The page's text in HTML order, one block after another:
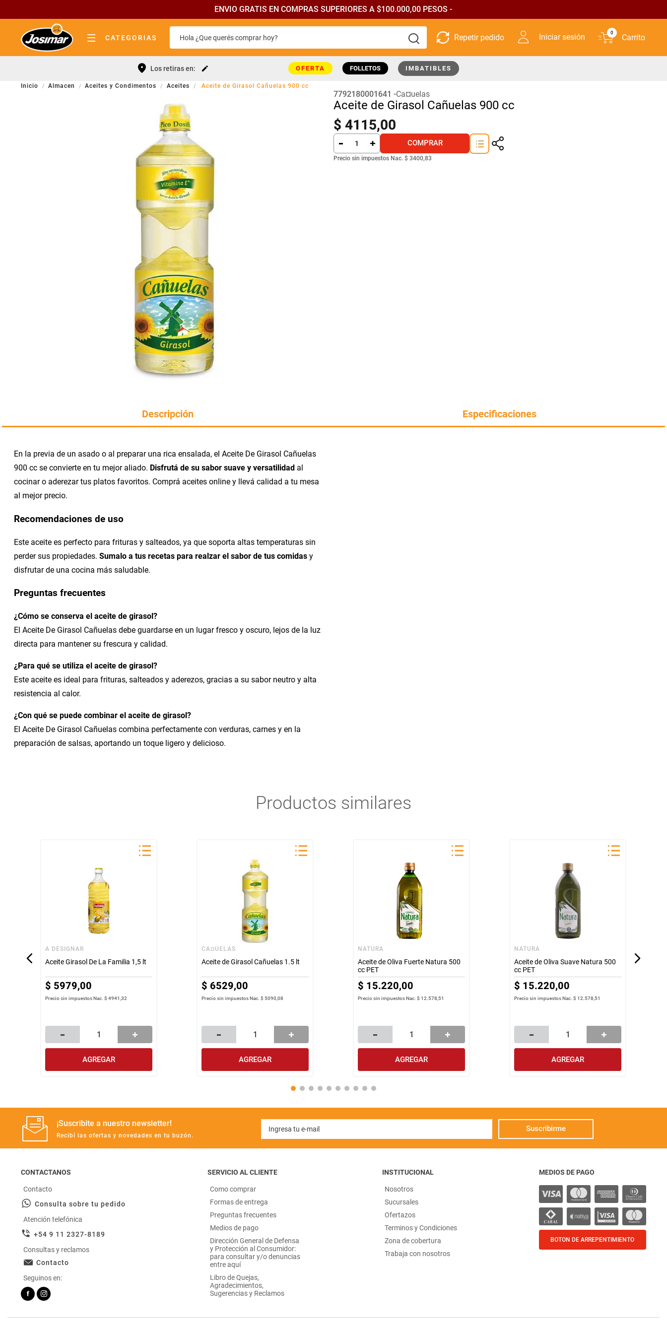
ENVIO GRATIS EN COMPRAS SUPERIORES A $100.000,00 PESOS -
CATEGORIAS
Hola ¿Que querés comprar hoy?
Iniciar sesión 0
Los retiras en: OFERTA FOLLETOS IMBATIBLES
Almacen Aceites y Condimentos Aceites Aceite de Girasol Cañuelas 900 cc
7792180001641 Ca¤uelas
Aceite de Girasol Cañuelas 900 cc
$4115,00
COMPRAR
Precio sin impuestos Nac. $ 3400,83
Descripción Especificaciones
En la previa de un asado o al preparar una rica ensalada, el Aceite De Girasol Cañuelas
900 cc se convierte en tu mejor aliado. Disfrutá de su sabor suave y versatilidad al
cocinar o aderezar tus platos favoritos. Comprá aceites online y llevá calidad a tu mesa
al mejor precio.
Recomendaciones de uso
Este aceite es perfecto para frituras y salteados, ya que soporta altas temperaturas sin
perder sus propiedades. Sumalo a tus recetas para realzar el sabor de tus comidas y
disfrutar de una cocina más saludable.
Preguntas frecuentes
¿Cómo se conserva el aceite de girasol?
El Aceite De Girasol Cañuelas debe guardarse en un lugar fresco y oscuro, lejos de la luz
directa para mantener su frescura y calidad.
¿Para qué se utiliza el aceite de girasol?
Este aceite es ideal para frituras, salteados y aderezos, gracias a su sabor neutro y alta
resistencia al calor.
¿Con qué se puede combinar el aceite de girasol?
El Aceite De Girasol Cañuelas combina perfectamente con verduras, carnes y en la
preparación de salsas, aportando un toque ligero y delicioso.
Productos similares
A DESIGNAR
Aceite Girasol De La Familia 1,5 lt
$ 5979,00
Precio sin impuestos Nac.$ 4941,32
AGREGAR
CA¤UELAS
Aceite de Girasol Cañuelas 1.5 lt
$ 6529,00
Precio sin impuestos Nac.$ 5090,08
AGREGAR
NATURA
Aceite de Oliva Fuerte Natura 500
cc PET
$ 15.220,00
Precio sin impuestos Nac.$ 12.578,51
AGREGAR
NATURA
Aceite de Oliva Suave Natura 500
cc PET
$ 15.220,00
Precio sin impuestos Nac.$ 12.578,51
AGREGAR
¡Suscribite a nuestro newsletter!
Recibí las ofertas y novedades en tu buzón.
Suscribirme
CONTACTANOS
Contacto
Consulta sobre tu pedido
Atención telefónica
+54 9 11 2327-8189
Consultas y reclamos
Contacto
Seguinos en:
SERVICIO AL CLIENTE
Como comprar
Formas de entrega
Preguntas frecuentes
Medios de pago
Dirección General de Defensa
y Protección al Consumidor:
para consultar y/o denuncias
entre aquí
Libro de Quejas,
Agradecimientos,
Sugerencias y Reclamos
INSTITUCIONAL
Nosotros
Sucursales
Ofertazos
Terminos y Condiciones
Zona de cobertura
Trabaja con nosotros
MEDIOS DE PAGO
BOTON DE ARREPENTIMIENTO
Términos más buscados
Leche
Fideos
Queso
Galletitas
Cerveza
Aceite
Cafe
Manteca
Harina